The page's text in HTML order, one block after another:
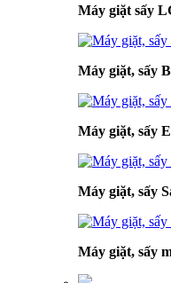
Máy giặt sấy
Máy giặt, sấy
Máy giặt, sấy
Máy giặt, sấy
Máy giặt, sấy